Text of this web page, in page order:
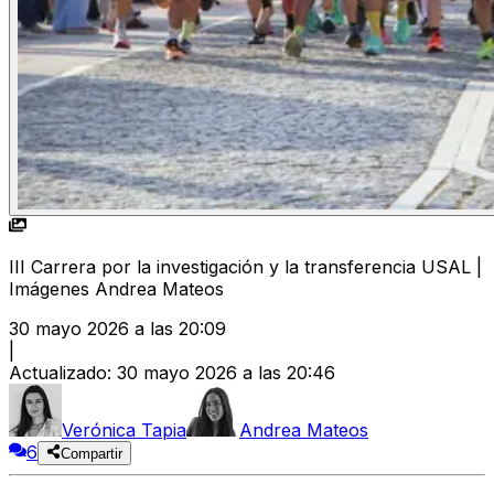
III Carrera por la investigación y la transferencia USAL |
Imágenes Andrea Mateos
30 mayo 2026 a las 20:09
Actualizado: 30 mayo 2026 a las 20:46
Verónica Tapia
Andrea Mateos
6
Compartir